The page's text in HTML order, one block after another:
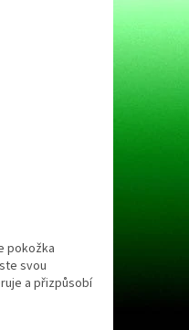
pokožka
svou
a přizpůsobí